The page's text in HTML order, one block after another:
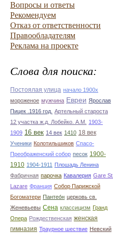
Вопросы и ответы
Рекомендуем
Отказ от ответственности
Правообладателям
Реклама на проекте
Слова для поиска:
Постоялая улица начало 1900х
мороженое мужчина Евреи Ярослав
Пицек .1916 год. Артельный староста
12 участка ж.д. Лобейко. А.М.
1903-
1909 16 век 14 век 1410 18 век
Ученики Колотильшиков Спасо-
Преображенский собор песок 1900-
1910 1904-1911 Плошадь Ленина
Фабричная парочка Кавалерия Gare St.
Lazare Франция Собор Парижской
Богоматери Пантео́н церковь св.
Женевьевы Сена классицизм Гранд
Опера Рождественская женская
гимназия Траурное шествие Невский